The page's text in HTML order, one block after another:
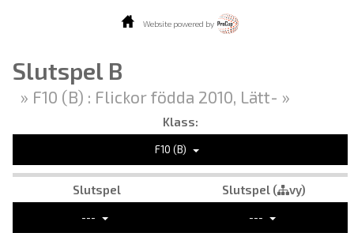
Website powered by
Slutspel B
» F10 (B) : Flickor födda 2010, Lätt- »
Klass:
F10 (B)
Slutspel Slutspel ( vy)
--- ---